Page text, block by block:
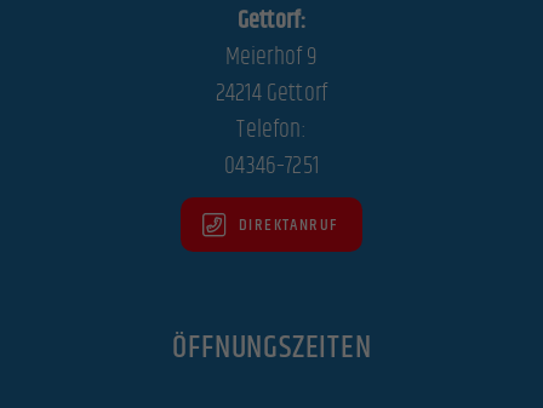
Gettorf:
Meierhof 9
24214 Gettorf
Telefon:
04346–7251
DIREKTANRUF
ÖFFNUNGSZEITEN